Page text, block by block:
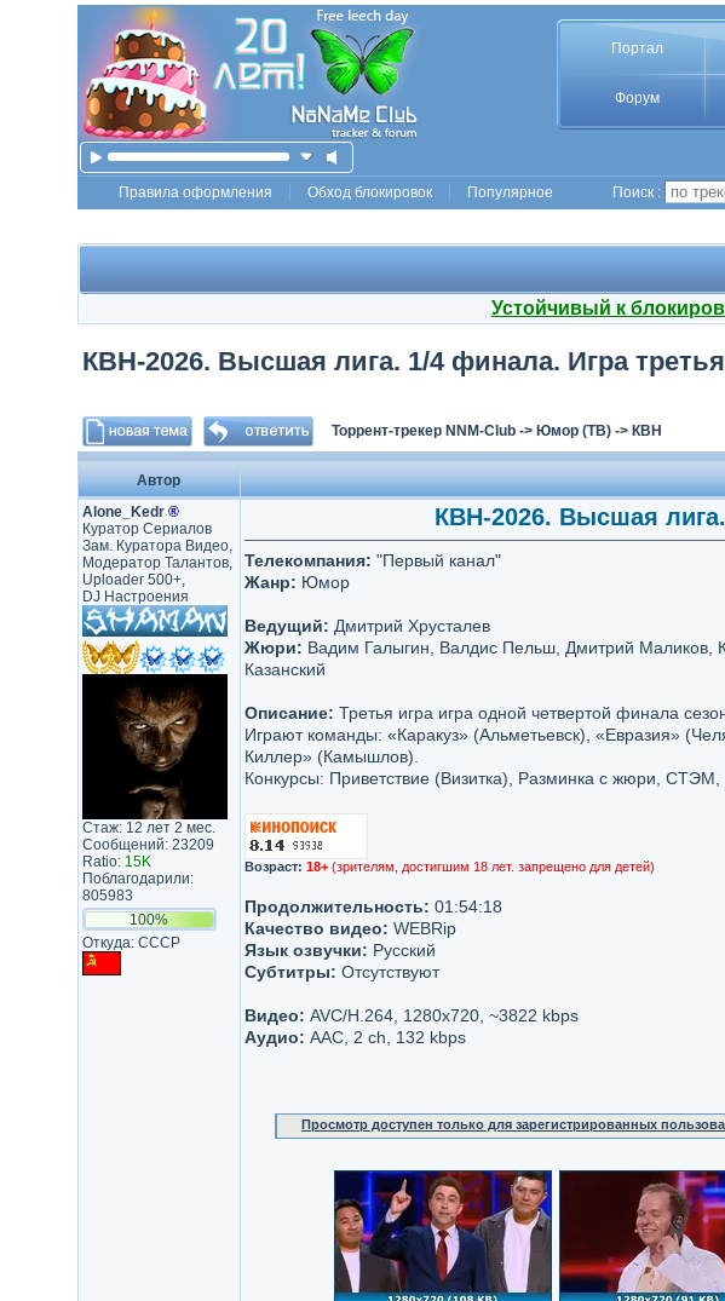
Портал
Форум
Правила оформления Обход блокировок Популярное Поиск :
Устойчивый к
КВН-2026. Высшая лига. 1/4 финала. Игра
Торрент-трекер NNM-Club-> Юмор (ТВ)-> КВН
Автор
Alone_Kedr ®
Куратор Сериалов
Зам. Куратора Видео,
Модератор Талантов,
Uploader 500+,
DJ Настроения
Стаж: 12 лет 2 мес.
Сообщений: 23209
Ratio: 15K
Поблагодарили:
805983
100%
Откуда: CCCP
КВН-2026. Высшая
Телекомпания: "Первый канал"
Жанр: Юмор
Ведущий: Дмитрий Хрусталев
Жюри: Вадим Галыгин, Валдис Пельш, Дмитрий Маликов,
Казанский
Описание: Третья игра игра одной четвертой финала
Играют команды: «Каракуз» (Альметьевск), «Евразия»
Киллер» (Камышлов).
Конкурсы: Приветствие (Визитка), Разминка с жюри,
Возраст: 18+ (зрителям, достигшим 18 лет. запрещено для детей)
Продолжительность: 01:54:18
Качество видео: WEBRip
Язык озвучки: Русский
Субтитры: Отсутствуют
Видео: AVC/H.264, 1280х720, ~3822 kbps
Аудио: AAC, 2 ch, 132 kbps
Просмотр доступен только для зарегистрированных